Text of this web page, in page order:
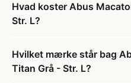
Hvad koster Abus
Str. L?
Hvilket mærke står bag
Titan Grå - Str. L?